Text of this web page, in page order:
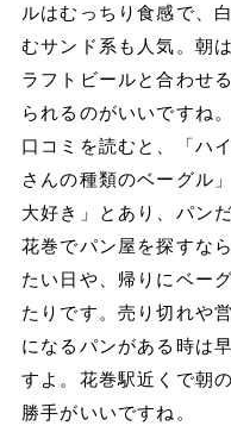
ルはむっちり食感で、
むサンド系も人気。朝
ラフトビールと合わせ
られるのがいいですね。
口コミを読むと、「ハ
さんの種類のベーグル
大好き」とあり、パン
花巻でパン屋を探すな
たい日や、帰りにベー
たりです。売り切れや
になるパンがある時は
すよ。花巻駅近くで朝
勝手がいいですね。